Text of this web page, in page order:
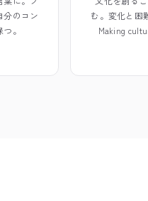
分のコン
。
む。変化と困
Making